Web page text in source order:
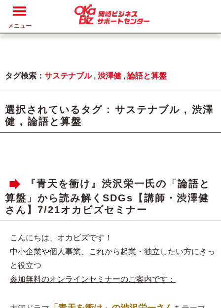
メニュー
タグ検索： サステナブル, 渋澤健 , 論語と算盤
選択されているタグ : サステナブル , 渋澤
健 , 論語と算盤
『青天を衝け』渋沢栄一氏の「論語と
算盤」から読み解くSDGs【講師・渋澤健
さん】7/21オカビズセミナー
こんにちは、オカビズです！
中小企業や個人事業、これから起業・独立したい方にきっ
と役立つ
参加無料のオンラインセミナーのご案内です：